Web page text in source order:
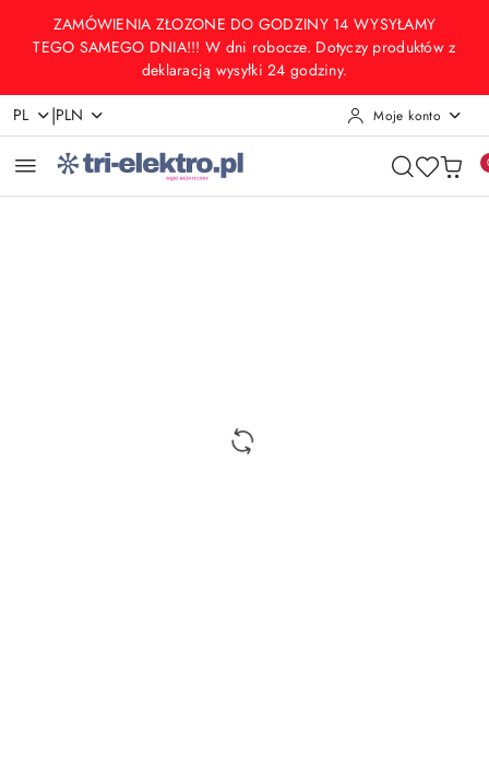
Przejdź do treści głównej
Przejdź do wyszukiwarki
Przejdź do moje konto
Przejdź do menu głównego
Przejdź do opisu produktu
Przejdź do stopki
ZAMÓWIENIA ZŁOZONE DO GODZINY 14 WYSYŁAMY
TEGO SAMEGO DNIA!!! W dni robocze. Dotyczy produktów z
deklaracją wysyłki 24 godziny.
PL |PLN Moje konto